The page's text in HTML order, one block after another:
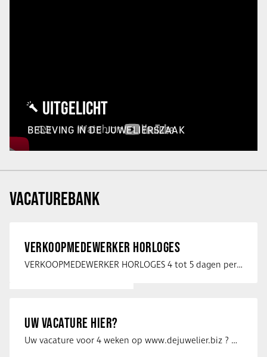
UITGELICHT
BELEVING IN DE JUWELIERSZAAK
VACATUREBANK
VERKOOPMEDEWERKER HORLOGES
VERKOOPMEDEWERKER HORLOGES 4 tot 5 dagen per week Heb jij een passie voor …
UW VACATURE HIER?
Uw vacature voor 4 weken op www.dejuwelier.biz ? Neem dan contact op met …